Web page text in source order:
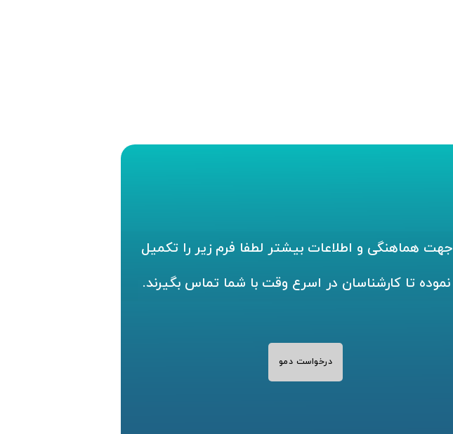
جهت هماهنگی و اطلاعات بیشتر لطفا فرم زیر را تکمیل
نموده تا کارشناسان در اسرع وقت با شما تماس بگیرند.
درخواست دمو